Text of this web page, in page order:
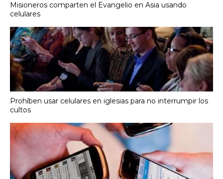
Misioneros comparten el Evangelio en Asia usando
celulares
Prohíben usar celulares en iglesias para no interrumpir los
cultos